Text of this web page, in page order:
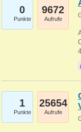
0
Punkte
9672
Aufrufe
1
Punkte
25654
Aufrufe